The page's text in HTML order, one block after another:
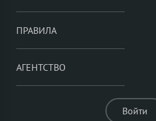
ПРАВИЛА
АГЕНТСТВО
Войти